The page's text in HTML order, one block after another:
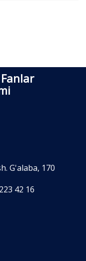
G'alaba, 170
42 16